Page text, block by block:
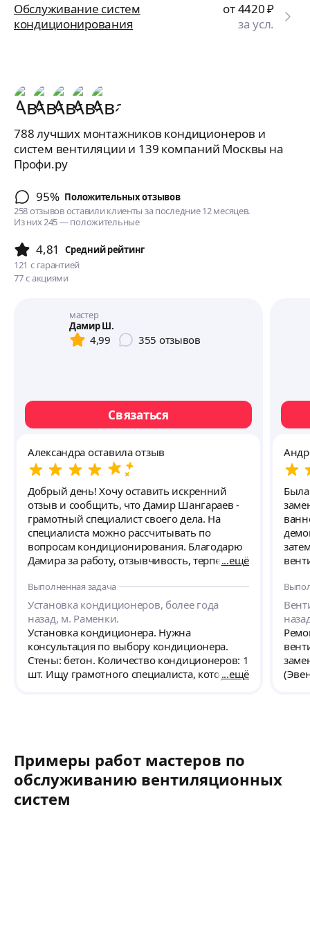
Обслуживание систем
кондиционирования
от 4420₽
за усл.
788 лучших монтажников кондиционеров и
систем вентиляции и 139 компаний Москвы на
Профи.ру
95% Положительных отзывов
258 отзывов оставили клиенты за последние 12 месяцев.
Из них 245 — положительные
4,81
Cредний рейтинг
121 с гарантией
77 с акциями
мастер
Дамир Ш.
4,99 355 отзывов
Связаться
Александра оставила отзыв
Добрый день! Хочу оставить искренний
отзыв и сообщить, что Дамир Шангараев -
грамотный специалист своего дела. На
специалиста можно рассчитывать по
вопросам кондиционирования. Благодарю
Дамира за работу, отзывчивость, терпение и
сложно найти в большом городе и я рада,
что теперь и в будущем вопросы
кондиционирования могу доверить
Дамиру. В будущем, если потребуется еще
установка кондиционера, если соседи/
знакомые/родственники/друзья обратятся
за рекомендацией специалиста по
установке кондиционера, то я безусловно
ещё
Выполненная задача
Установка кондиционеров, более года
назад, м. Раменки.
Установка кондиционера. Нужна
консультация по выбору кондиционера.
Стены: бетон. Количество кондиционеров: 1
шт. Ищу грамотного специалиста, который
ещё
Примеры работ мастеров по
обслуживанию вентиляционных
систем